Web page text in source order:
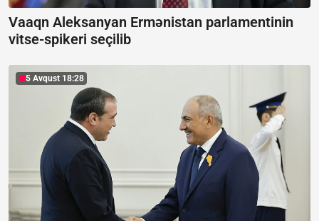
Vaaqn Aleksanyan Ermənistan parlamentinin
vitse-spikeri seçilib
5 Avqust 18:28